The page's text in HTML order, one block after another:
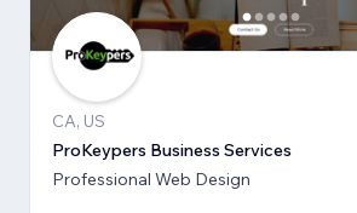
CA, US
ProKeypers Business Services
Professional Web Design